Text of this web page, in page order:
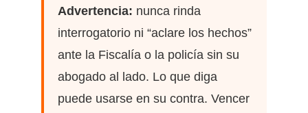
Advertencia: nunca rinda
interrogatorio ni “aclare los hechos”
ante la Fiscalía o la policía sin su
abogado al lado. Lo que diga
puede usarse en su contra. Vencer